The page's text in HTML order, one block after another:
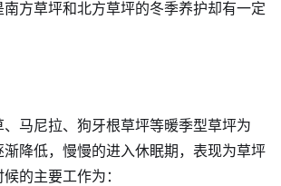
方草坪和北方草坪的冬季养护却有一定
马尼拉、狗牙根草坪等暖季型草坪为
降低，慢慢的进入休眠期，表现为草坪
的主要工作为：